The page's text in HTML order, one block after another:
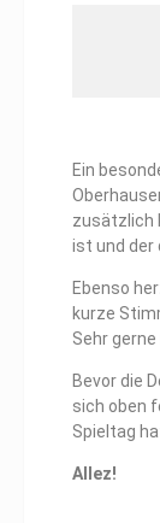
Ein
zusätzlich
ist und der
Ebenso
kurze
Sehr
Bevor die
sich oben
Spieltag
Allez!